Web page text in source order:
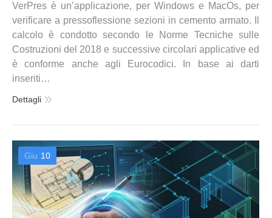
VerPres è un’applicazione, per Windows e MacOs, per
verificare a pressoflessione sezioni in cemento armato. Il
calcolo è condotto secondo le Norme Tecniche sulle
Costruzioni del 2018 e successive circolari applicative ed
è conforme anche agli Eurocodici. In base ai darti
inseriti…
Dettagli
Giu 10